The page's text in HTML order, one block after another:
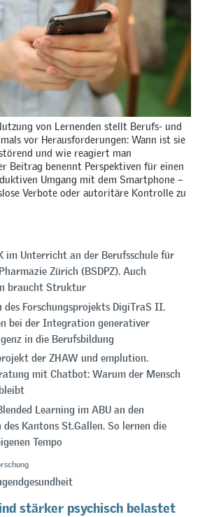
von Lernenden stellt Berufs- und
vor Herausforderungen: Wann ist sie
und wie reagiert man
Beitrag benennt Perspektiven für einen
Umgang mit dem Smartphone –
Verbote oder autoritäre Kontrolle zu
im Unterricht an der Berufsschule für
Zürich (BSDPZ). Auch
braucht Struktur
des Forschungsprojekts DigiTraS II.
bei der Integration generativer
in die Berufsbildung
der ZHAW und emplution.
mit Chatbot: Warum der Mensch
Learning im ABU an den
des Kantons St.Gallen. So lernen die
Tempo
stärker psychisch belastet